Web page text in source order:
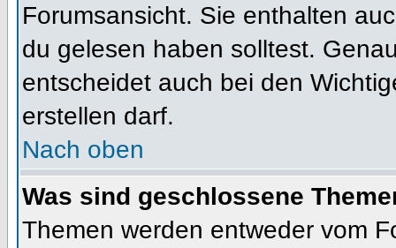
Forumsansicht. Sie enthalten
du gelesen haben solltest.
entscheidet auch bei den
erstellen darf.
Nach oben
Was sind geschlossene
Themen werden entweder vom